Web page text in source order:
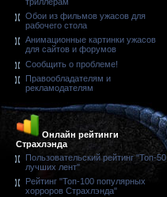
Обои из фильмов ужасов для
рабочего стола
Анимационные картинки ужасов
для сайтов и форумов
Сообщить о проблеме!
Правообладателям и
рекламодателям
Онлайн рейтинги
Страхлэнда
Пользовательский рейтинг "Топ-50
лучших лент"
Рейтинг "Топ-100 популярных
хорроров Страхлэнда"